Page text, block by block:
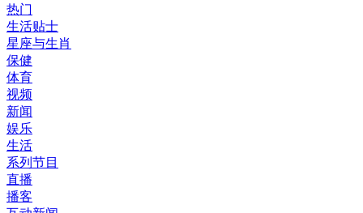
热门
生活贴士
星座与生肖
保健
体育
视频
新闻
娱乐
生活
系列节目
直播
播客